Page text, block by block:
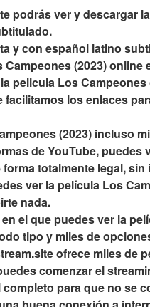
podrás ver y descargar
y con español latino
(2023)
pelicula Los
facilitamos los enlaces
(2023) incluso
de YouTube,
totalmente legal,
ver la película Los
nada.
el que puedes ver la
tipo y miles de
ofrece miles
comenzar el
para que no se